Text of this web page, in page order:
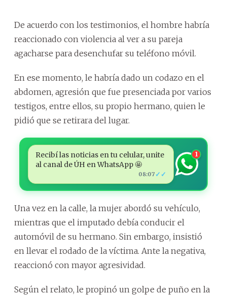
De acuerdo con los testimonios, el hombre habría
reaccionado con violencia al ver a su pareja
agacharse para desenchufar su teléfono móvil.
En ese momento, le habría dado un codazo en el
abdomen, agresión que fue presenciada por varios
testigos, entre ellos, su propio hermano, quien le
pidió que se retirara del lugar.
Recibí las noticias en tu celular, unite
al canal de ÚH en WhatsApp 🤩
08:07 ✓✓
1
Una vez en la calle, la mujer abordó su vehículo,
mientras que el imputado debía conducir el
automóvil de su hermano. Sin embargo, insistió
en llevar el rodado de la víctima. Ante la negativa,
reaccionó con mayor agresividad.
Según el relato, le propinó un golpe de puño en la